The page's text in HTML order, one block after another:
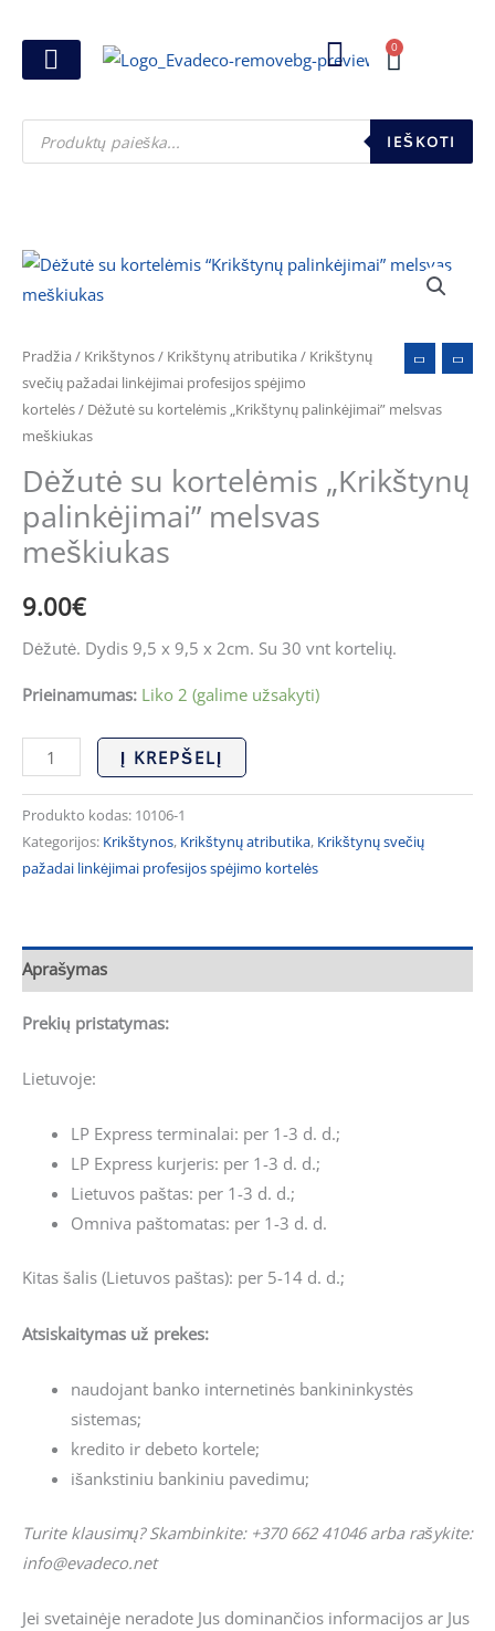
prie
turinio
0
Cart
Products
search IEŠKOTI
Pradžia / Krikštynos/ Krikštynų atributika / Krikštynų
svečių pažadai linkėjimai profesijos spėjimo
kortelės/ Dėžutė su kortelėmis „Krikštynų palinkėjimai” melsvas
meškiukas
Dėžutė su kortelėmis „Krikštynų
palinkėjimai” melsvas
meškiukas
9.00€
Dėžutė. Dydis 9,5 x 9,5 x 2cm. Su 30 vnt kortelių.
Prieinamumas: Liko 2 (galime užsakyti)
produkto
kiekis:
su
kortelėmis
"Krikštynų
palinkėjimai"
melsvas
meškiukas
Į KREPŠELĮ
Produkto kodas: 10106-1
Kategorijos: Krikštynos, Krikštynų atributika, Krikštynų svečių
pažadai linkėjimai profesijos spėjimo kortelės
Aprašymas
Prekių pristatymas:
Lietuvoje:
LP Express terminalai: per 1-3 d. d.;
LP Express kurjeris: per 1-3 d. d.;
Lietuvos paštas: per 1-3 d. d.;
Omniva paštomatas: per 1-3 d. d.
Kitas šalis (Lietuvos paštas): per 5-14 d. d.;
Atsiskaitymas už prekes:
naudojant banko internetinės bankininkystės
sistemas;
kredito ir debeto kortele;
išankstiniu bankiniu pavedimu;
Turite klausimų? Skambinkite: +370 662 41046 arba rašykite:
info@evadeco.net
Jei svetainėje neradote Jus dominančios informacijos ar Jus